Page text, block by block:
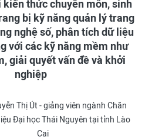
kiến thức chuyên môn, sinh
bị kỹ năng quản lý trang
nghệ số, phân tích dữ liệu
với các kỹ năng mềm như
giải quyết vấn đề và khởi
nghiệp
Thị Út - giảng viên ngành Chăn
Đại học Thái Nguyên tại tỉnh Lào
Cai